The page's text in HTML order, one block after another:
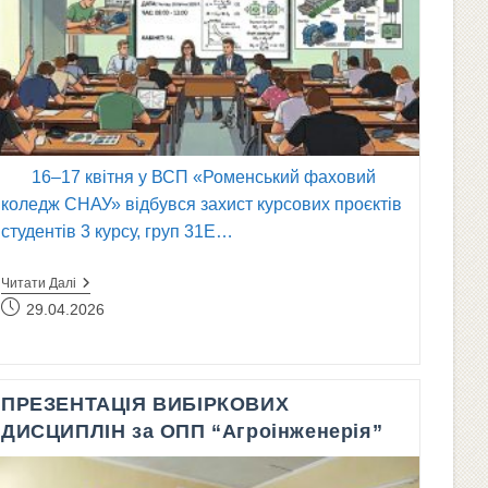
16–17 квітня у ВСП «Роменський фаховий
коледж СНАУ» відбувся захист курсових проєктів
студентів 3 курсу, груп 31Е…
Читати Далі Захист
Курсових
Проєктів
Енергетичного
Відділення
Запис29.04.2026
ПРЕЗЕНТАЦІЯ ВИБІРКОВИХ
ДИСЦИПЛІН за ОПП “Агроінженерія”